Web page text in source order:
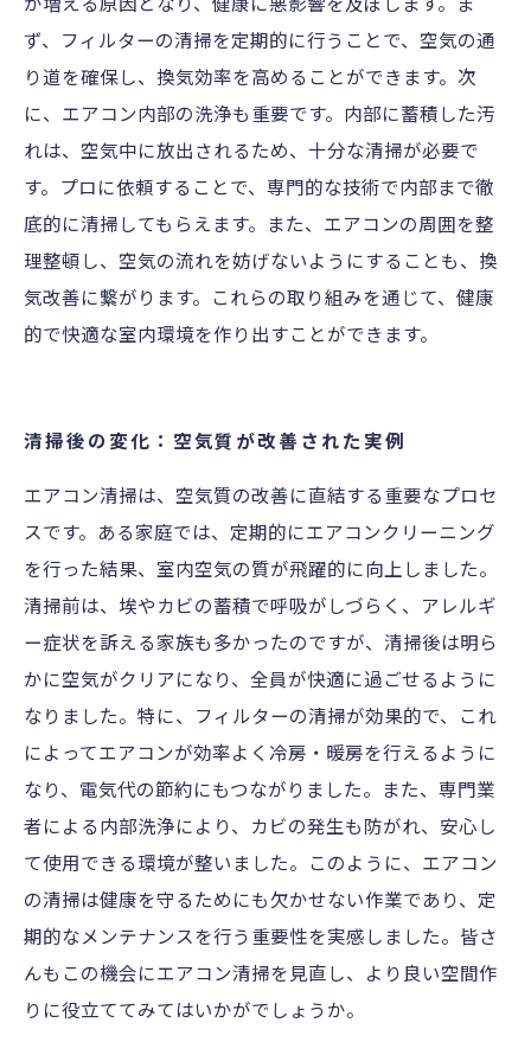
ず、フィルターの清掃を定期的に行うことで、空気の通
り道を確保し、換気効率を高めることができます。次
に、エアコン内部の洗浄も重要です。内部に蓄積した汚
れは、空気中に放出されるため、十分な清掃が必要で
す。プロに依頼することで、専門的な技術で内部まで徹
底的に清掃してもらえます。また、エアコンの周囲を整
理整頓し、空気の流れを妨げないようにすることも、換
気改善に繋がります。これらの取り組みを通じて、健康
的で快適な室内環境を作り出すことができます。
清掃後の変化：空気質が改善された実例
エアコン清掃は、空気質の改善に直結する重要なプロセ
スです。ある家庭では、定期的にエアコンクリーニング
を行った結果、室内空気の質が飛躍的に向上しました。
清掃前は、埃やカビの蓄積で呼吸がしづらく、アレルギ
ー症状を訴える家族も多かったのですが、清掃後は明ら
かに空気がクリアになり、全員が快適に過ごせるように
なりました。特に、フィルターの清掃が効果的で、これ
によってエアコンが効率よく冷房・暖房を行えるように
なり、電気代の節約にもつながりました。また、専門業
者による内部洗浄により、カビの発生も防がれ、安心し
て使用できる環境が整いました。このように、エアコン
の清掃は健康を守るためにも欠かせない作業であり、定
期的なメンテナンスを行う重要性を実感しました。皆さ
んもこの機会にエアコン清掃を見直し、より良い空間作
りに役立ててみてはいかがでしょうか。